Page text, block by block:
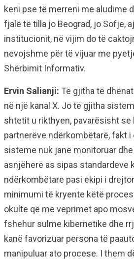
keni pse të merreni me aludime
fjalë të tilla jo Beograd, jo Sofje,
institucionit, në vijim do të
nevojshme për të vijuar me
Shërbimit Informativ.
Ervin Salianji: Të gjitha të
në një kanal X. Jo të gjitha
shtetit u rikthyen, pavarësisht
partnerëve ndërkombëtarë, fakt
sisteme nuk janë monitoruar
asnjëherë as sipas standardeve
ndërkombëtare pasi ekipi i
minimumi të kryente këtë
okulte që me veprimet apo
fshehur sulme kibernetike dhe
kanë favorizuar persona të
manipuluar ato procese. I them